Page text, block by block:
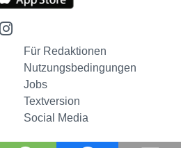
Für Redaktionen
Nutzungsbedingungen
Jobs
Textversion
Social Media